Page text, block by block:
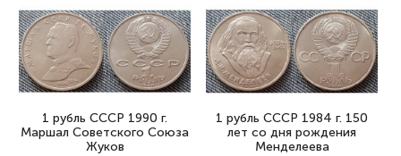
1 рубль СССР 1990 г.
Маршал Советского Союза
Жуков
1 рубль СССР 1984 г. 150
лет со дня рождения
Менделеева